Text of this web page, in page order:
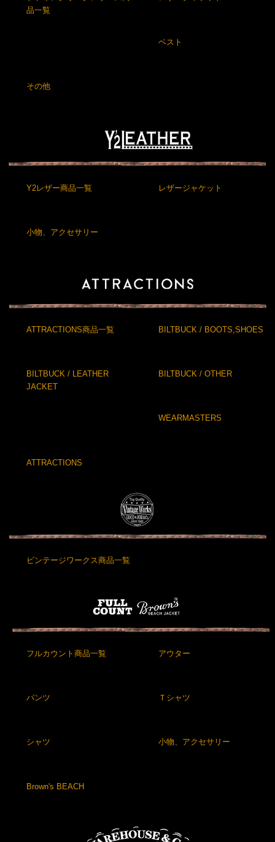
品一覧
ベスト
その他
Y2レザー商品一覧 レザージャケット
小物、アクセサリー
ATTRACTIONS商品一覧 BILTBUCK / BOOTS,SHOES
BILTBUCK / LEATHER
JACKET
BILTBUCK / OTHER
WEARMASTERS
ATTRACTIONS
ビンテージワークス商品一覧
フルカウント商品一覧 アウター
パンツ Ｔシャツ
シャツ 小物、アクセサリー
Brown's BEACH